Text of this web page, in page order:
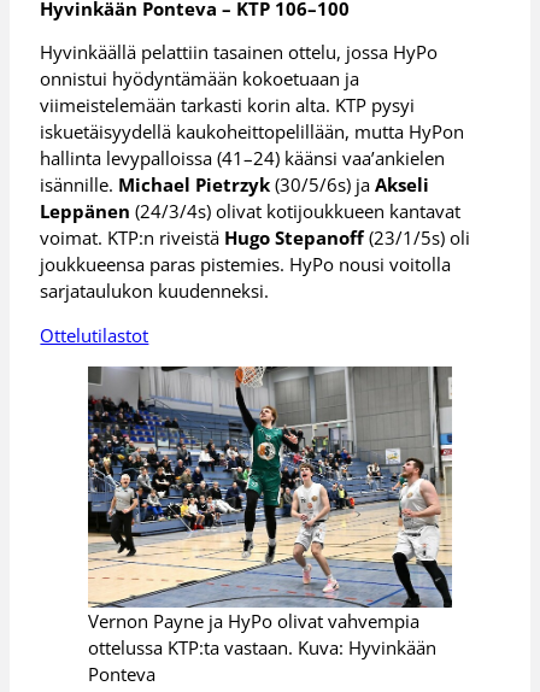
Hyvinkään Ponteva – KTP 106–100
Hyvinkäällä pelattiin tasainen ottelu, jossa HyPo
onnistui hyödyntämään kokoetuaan ja
viimeistelemään tarkasti korin alta. KTP pysyi
iskuetäisyydellä kaukoheittopelillään, mutta HyPon
hallinta levypalloissa (41–24) käänsi vaa’ankielen
isännille. Michael Pietrzyk(30/5/6s) jaAkseli
Leppänen(24/3/4s) olivat kotijoukkueen kantavat
voimat. KTP:n riveistä Hugo Stepanoff(23/1/5s) oli
joukkueensa paras pistemies. HyPo nousi voitolla
sarjataulukon kuudenneksi.
Ottelutilastot
Vernon Payne ja HyPo olivat vahvempia
ottelussa KTP:ta vastaan. Kuva: Hyvinkään
Ponteva